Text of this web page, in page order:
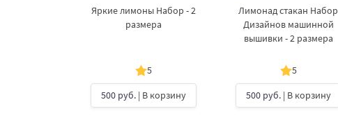
Яркие лимоны Набор - 2
размера
5
500 руб.| В корзину
Лимонад стакан Набор
Дизайнов машинной
вышивки - 2 размера
5
500 руб.| В корзину